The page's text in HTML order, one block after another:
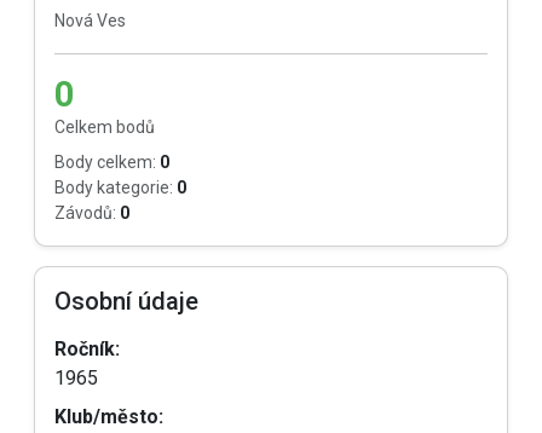
Nová Ves
0
Celkem bodů
Body celkem: 0
Body kategorie: 0
Závodů: 0
Osobní údaje
Ročník:
1965
Klub/město: